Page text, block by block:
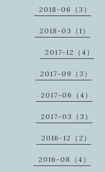
2018-06（3）
2018-03（1）
2017-12（4）
2017-09（3）
2017-06（4）
2017-03（3）
2016-12（2）
2016-08（4）